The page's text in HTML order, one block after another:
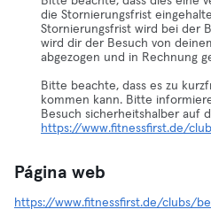
die Stornierungsfrist
Stornierungsfrist wird bei der
wird dir der Besuch von
abgezogen und in Rechnung
Bitte beachte, dass es zu
kommen kann. Bitte
Besuch sicherheitshalber auf
https://www.fitnessfirst.de/
Página web
https://www.fitnessfirst.de/clubs/